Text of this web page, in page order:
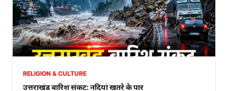
RELIGION & CULTURE
उत्तराखंड बारिश संकट: नदियां खतरे के पार